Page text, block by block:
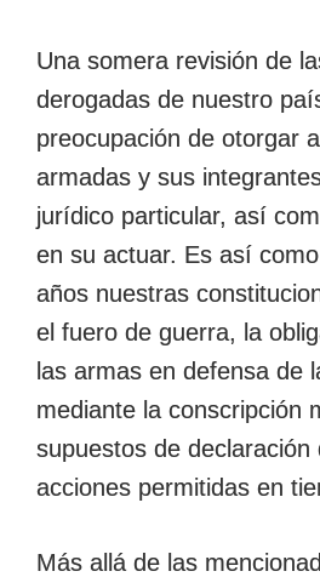
Una somera revisión de
derogadas de nuestro
preocupación de otorgar
armadas y sus
jurídico particular, así
en su actuar. Es así
años nuestras
el fuero de guerra, la
las armas en defensa de
mediante la conscripción
supuestos de declaración
acciones permitidas en
Más allá de las